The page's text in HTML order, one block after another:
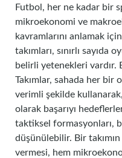
Futbol, her ne kadar bir
mikroekonomi ve
kavramlarını anlamak
takımları, sınırlı
belirli yetenekleri vardır.
Takımlar, sahada her
verimli şekilde
olarak başarıyı
taktiksel formasyonları,
düşünülebilir. Bir
vermesi, hem